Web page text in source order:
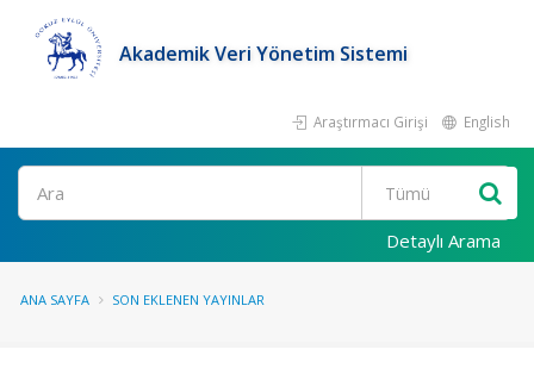
Akademik Veri Yönetim Sistemi
Araştırmacı Girişi English
Ara
Detaylı Arama
ANA SAYFA SON EKLENEN YAYINLAR